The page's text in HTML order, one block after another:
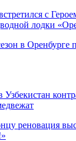
с
лодки
в Оренбурге
реновация